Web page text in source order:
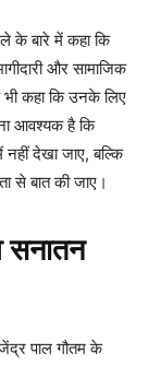
के बारे में कहा कि
और सामाजिक
भी कहा कि उनके लिए
आवश्यक है कि
देखा जाए, बल्कि
से बात की जाए।
सनातन
पाल गौतम के